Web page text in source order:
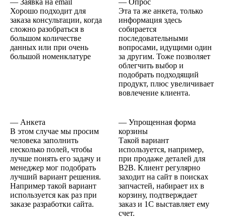
Хорошо подходит для
заказа консультации, когда
сложно разобраться в
большом количестве
данных или при очень
большой номенклатуре
Эта та же анкета, только
информация здесь
собирается
последовательными
вопросами, идущими один
за другим. Тоже позволяет
облегчить выбор и
подобрать подходящий
продукт, плюс увеличивает
вовлечение клиента.
— Анкета
В этом случае мы просим
человека заполнить
несколько полей, чтобы
лучше понять его задачу и
менеджер мог подобрать
лучший вариант решения.
Например такой вариант
используется как раз при
заказе разработки сайта.
— Упрощенная форма
корзины
Такой вариант
используется, например,
при продаже деталей для
В2В. Клиент регулярно
заходит на сайт в поисках
запчастей, набирает их в
корзину, подтверждает
заказ и 1С выставляет ему
счет.